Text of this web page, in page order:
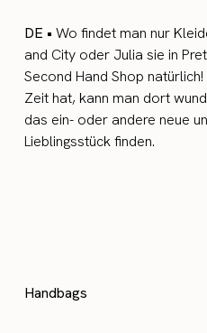
DE •Wo findet man nur
and City oder Julia sie in
Second Hand Shop
Zeit hat, kann man dort
das ein- oder andere neue
Lieblingsstück finden.
Handbags